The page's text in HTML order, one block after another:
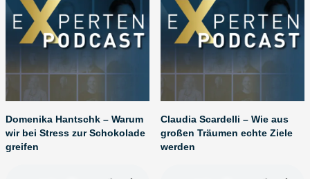
Domenika Hantschk – Warum
wir bei Stress zur Schokolade
greifen
Claudia Scardelli – Wie aus
großen Träumen echte Ziele
werden